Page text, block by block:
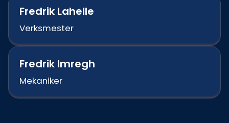
Fredrik Lahelle
Verksmester
Fredrik Imregh
Mekaniker